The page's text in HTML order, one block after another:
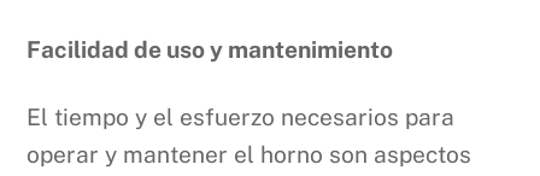
Facilidad de uso y mantenimiento
El tiempo y el esfuerzo necesarios para
operar y mantener el horno son aspectos